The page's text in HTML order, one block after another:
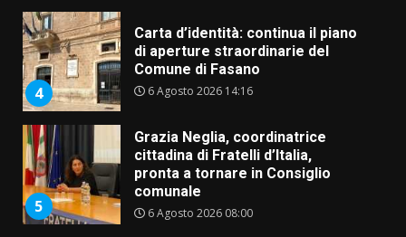
4
Carta d’identità: continua il piano
di aperture straordinarie del
Comune di Fasano
6 Agosto 2026 14:16
5
Grazia Neglia, coordinatrice
cittadina di Fratelli d’Italia,
pronta a tornare in Consiglio
comunale
6 Agosto 2026 08:00